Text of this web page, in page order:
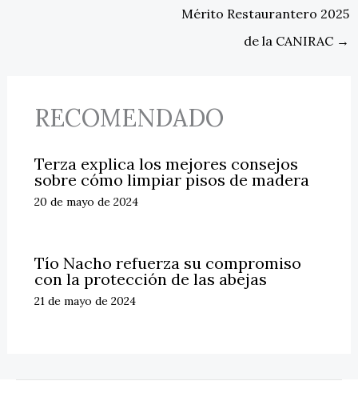
Mérito Restaurantero 2025
de la CANIRAC →
RECOMENDADO
Terza explica los mejores consejos
sobre cómo limpiar pisos de madera
20 de mayo de 2024
Tío Nacho refuerza su compromiso
con la protección de las abejas
21 de mayo de 2024